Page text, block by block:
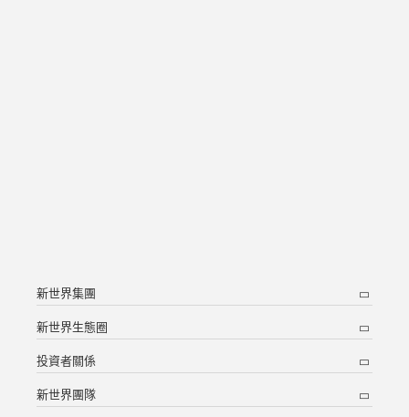
新世界集團
新世界生態圈
投資者關係
新世界團隊